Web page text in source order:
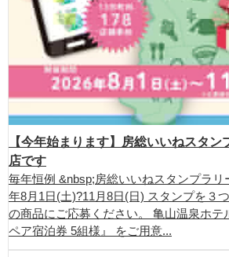
【今年始まります】房総いいねスタ
店です
毎年恒例 &nbsp;房総いいねスタンプラリ
年8月1日(土)?11月8日(日) スタンプを３
の商品にご応募ください。 亀山温泉ホテ
ペア宿泊券 5組様』 をご用意...